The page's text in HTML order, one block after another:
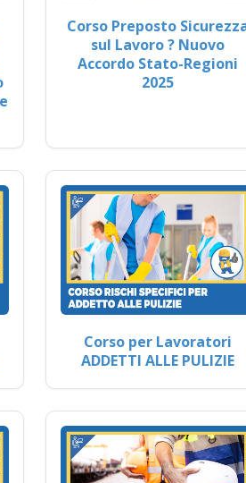
Corso Preposto
sul Lavoro ? Nuovo
Accordo Stato-Regioni
2025
Corso per Lavoratori
ADDETTI ALLE PULIZIE